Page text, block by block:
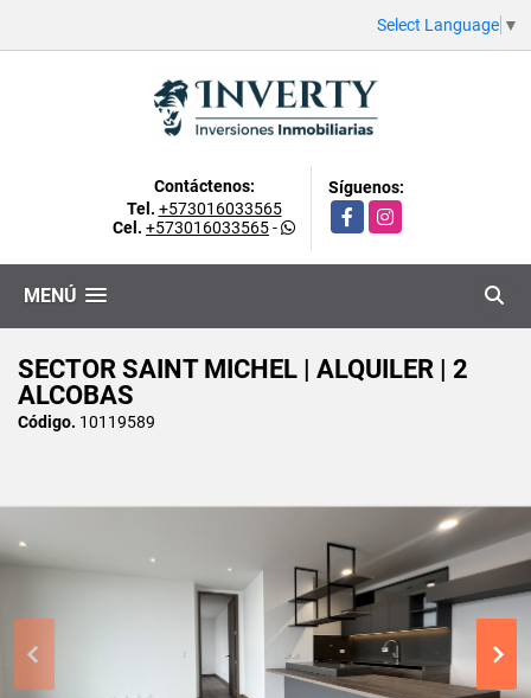
Select Language ▼
Contáctenos:
Tel. +573016033565
Cel. +573016033565-
Síguenos:
FacebookInstagram
MENÚ
SECTOR SAINT MICHEL | ALQUILER | 2
ALCOBAS
Código. 10119589